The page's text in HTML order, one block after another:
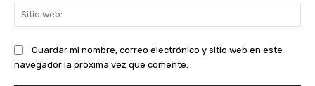
Guardar mi nombre, correo electrónico y sitio web en este
navegador la próxima vez que comente.